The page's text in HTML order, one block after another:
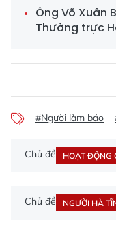
Ông Võ Xuân
Thường trực
#Người làm báo
Chủ đề HOẠT ĐỘNG
Chủ đề NGƯỜI HÀ